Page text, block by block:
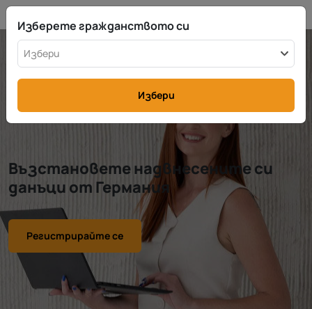
Възстановете надвнесените си
данъци от Германия
Регистрирайте се
Изберете гражданството си
Избери
Избери